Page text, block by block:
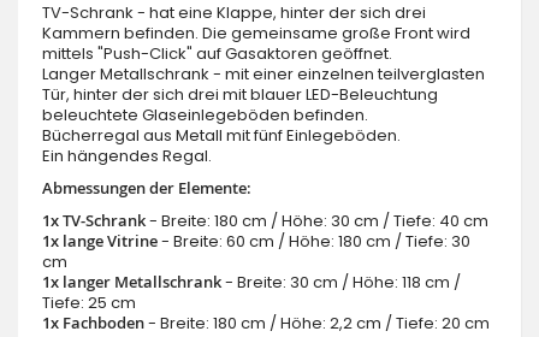
TV-Schrank - hat eine Klappe, hinter der sich drei
Kammern befinden. Die gemeinsame große Front wird
mittels "Push-Click" auf Gasaktoren geöffnet.
Langer Metallschrank - mit einer einzelnen teilverglasten
Tür, hinter der sich drei mit blauer LED-Beleuchtung
beleuchtete Glaseinlegeböden befinden.
Bücherregal aus Metall mit fünf Einlegeböden.
Ein hängendes Regal.
Abmessungen der Elemente:
1x TV-Schrank- Breite: 180 cm / Höhe: 30 cm / Tiefe: 40 cm
1x lange Vitrine- Breite: 60 cm / Höhe: 180 cm / Tiefe: 30
cm
1x langer Metallschrank- Breite: 30 cm / Höhe: 118 cm /
Tiefe: 25 cm
1x Fachboden- Breite: 180 cm / Höhe: 2,2 cm / Tiefe: 20 cm